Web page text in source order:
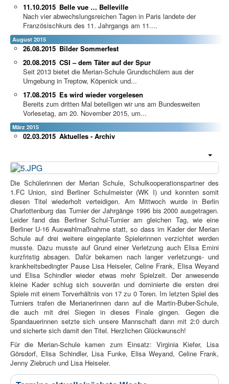
Belle vue … Belleville
11.10.2015
Nach vier abwechslungsreichen Tagen in Paris landete der
Französischkurs des 11. Jahrgangs am 11....
August 2015
Bilder Sommerfest
26.08.2015
CSI – dem Täter auf der Spur
20.08.2015
Seit 2013 bietet die Merian-Schule Grundschülern aus der
Umgebung in Treptow, Köpenick und...
Es wird wieder vorgelesen
17.08.2015
Bereits zum dritten Mal beteiligen wir uns am Bundesweiten
Vorlesetag, am 20. November 2015, um...
März 2015
Aktuelles - Archiv
02.03.2015
Die Schülerinnen der Merian Schule, Schulkooperationspartner des
1.FC Union, sind Berliner Schulmeister (WK I) und konnten somit
diesen Titel wiederholt verteidigen. Am Mittwoch wurde in Berlin
Charlottenburg das Turnier der Jahrgänge 1996 bis 2000 ausgetragen.
Leider fand das Berliner Schul-Turnier am gleichen Tag, wie eine
Berliner U-16 Auswahlmaßnahme statt, so dass im Kader der Merian
Schule auf drei weitere eingeplante Spielerinnen verzichtet werden
musste. Dazu musste auf Grund einer Verletzung auch Elisa Emini
kurzfristig absagen. Dafür bekamen nach langer verletzungs- und
krankheitsbedingter Pause Lisa Heiseler, Celine Frank, Elisa Weyand
und Elisa Schindler wieder etwas mehr Spielzeit. Der anwesende
kleine Kader schlug sich souverän und dominierte die ersten drei
Spiele mit einem Torverhältnis von 17 zu 0 Toren. Im letzten Spiel des
Turniers trafen die Merianerinnen dann auf die Martin-Buber-Schule,
die auch mit drei Siegen in dieses Finale gingen. Gegen die
Spandauerinnen setzte sich unsere Mannschaft dann mit 2:0 durch
und sicherte sich damit den Titel. Herzlichen Glückwunsch!
Für die Merian-Schule kamen zum Einsatz: Virginia Kiefer, Lisa
Görsdorf, Elisa Schindler, Lisa Funke, Elisa Weyand, Celine Frank,
Jenny Ziebruch und Lisa Heiseler.